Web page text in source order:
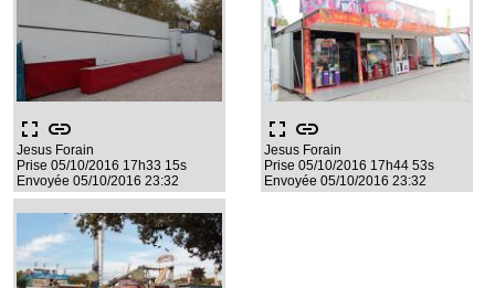
fullscreen link
Jesus Forain
Prise 05/10/2016 17h33 15s
Envoyée 05/10/2016 23:32
fullscreen link
Jesus Forain
Prise 05/10/2016 17h44 53s
Envoyée 05/10/2016 23:32